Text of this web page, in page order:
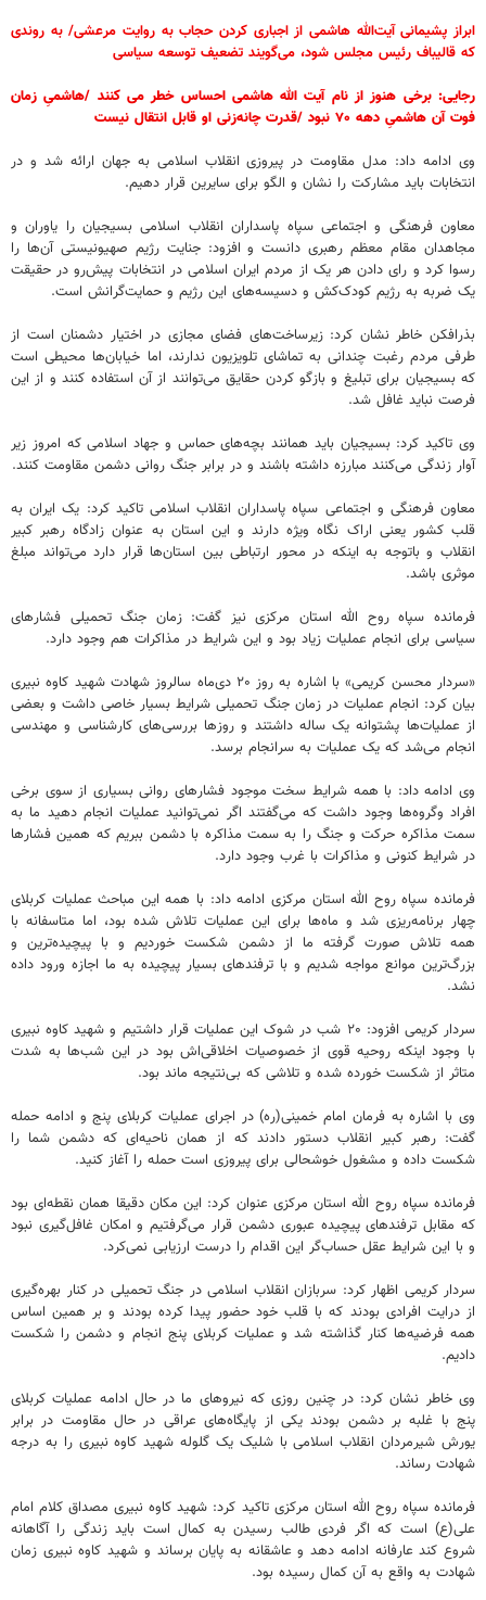
ابراز پشیمانی آیت‌الله هاشمی از اجباری کردن حجاب به روایت مرعشی/ به روندی
که قالیباف رئیس مجلس شود، می‌گویند تضعیف توسعه سیاسی
رجایی: برخی هنوز از نام آیت الله هاشمی احساس خطر می کنند /هاشمیِ زمان
فوت آن هاشمیِ دهه ۷۰ نبود /قدرت چانه‌زنی او قابل انتقال نیست
وی ادامه داد: مدل مقاومت در پیروزی انقلاب اسلامی به جهان ارائه شد و در
انتخابات باید مشارکت را نشان و الگو برای سایرین قرار دهیم.
معاون فرهنگی و اجتماعی سپاه پاسداران انقلاب اسلامی بسیجیان را یاوران و
مجاهدان مقام معظم رهبری دانست و افزود: جنایت رژیم صهیونیستی آن‌ها را
رسوا کرد و رای دادن هر یک از مردم ایران اسلامی در انتخابات پیش‌رو در حقیقت
یک ضربه به رژیم کودک‌کش و دسیسه‌های این رژیم و حمایت‌گرانش است.
بذرافکن خاطر نشان کرد: زیرساخت‌های فضای مجازی در اختیار دشمنان است از
طرفی مردم رغبت چندانی به تماشای تلویزیون ندارند، اما خیابان‌ها محیطی است
که بسیجیان برای تبلیغ و بازگو کردن حقایق می‌توانند از آن استفاده کنند و از این
فرصت نباید غافل شد.
وی تاکید کرد: بسیجیان باید همانند بچه‌های حماس و جهاد اسلامی که امروز زیر
آوار زندگی می‌کنند مبارزه داشته باشند و در برابر جنگ روانی دشمن مقاومت کنند.
معاون فرهنگی و اجتماعی سپاه پاسداران انقلاب اسلامی تاکید کرد: یک ایران به
قلب کشور یعنی اراک نگاه ویژه دارند و این استان به عنوان زادگاه رهبر کبیر
انقلاب و باتوجه به اینکه در محور ارتباطی بین استان‌ها قرار دارد می‌تواند مبلغ
موثری باشد.
فرمانده سپاه روح الله استان مرکزی نیز گفت: زمان جنگ تحمیلی فشارهای
سیاسی برای انجام عملیات زیاد بود و این شرایط در مذاکرات هم وجود دارد.
«سردار محسن کریمی» با اشاره به روز ۲۰ دی‌ماه سالروز شهادت شهید کاوه نبیری
بیان کرد: انجام عملیات در زمان جنگ تحمیلی شرایط بسیار خاصی داشت و بعضی
از عملیات‌ها پشتوانه یک ساله داشتند و روزها بررسی‌های کارشناسی و مهندسی
انجام می‌شد که یک عملیات به سرانجام برسد.
وی ادامه داد: با همه شرایط سخت موجود فشارهای روانی بسیاری از سوی برخی
افراد وگروه‌ها وجود داشت که می‌گفتند اگر نمی‌توانید عملیات انجام دهید ما به
سمت مذاکره حرکت و جنگ را به سمت مذاکره با دشمن ببریم که همین فشارها
در شرایط کنونی و مذاکرات با غرب وجود دارد.
فرمانده سپاه روح الله استان مرکزی ادامه داد: با همه این مباحث عملیات کربلای
چهار برنامه‌ریزی شد و ماه‌ها برای این عملیات تلاش شده بود، اما متاسفانه با
همه تلاش صورت گرفته ما از دشمن شکست خوردیم و با پیچیده‌ترین و
بزرگ‌ترین موانع مواجه شدیم و با ترفندهای بسیار پیچیده به ما اجازه ورود داده
نشد.
سردار کریمی افزود: ۲۰ شب در شوک این عملیات قرار داشتیم و شهید کاوه نبیری
با وجود اینکه روحیه قوی از خصوصیات اخلاقی‌اش بود در این شب‌ها به شدت
متاثر از شکست خورده شده و تلاشی که بی‌نتیجه ماند بود.
وی با اشاره به فرمان امام خمینی(ره) در اجرای عملیات کربلای پنج و ادامه حمله
گفت: رهبر کبیر انقلاب دستور دادند که از همان ناحیه‌ای که دشمن شما را
شکست داده و مشغول خوشحالی برای پیروزی است حمله را آغاز کنید.
فرمانده سپاه روح الله استان مرکزی عنوان کرد: این مکان دقیقا همان نقطه‌ای بود
که مقابل ترفندهای پیچیده عبوری دشمن قرار می‌گرفتیم و امکان غافل‌گیری نبود
و با این شرایط عقل حساب‌گر این اقدام را درست ارزیابی نمی‌کرد.
سردار کریمی اظهار کرد: سربازان انقلاب اسلامی در جنگ تحمیلی در کنار بهره‌گیری
از درایت افرادی بودند که با قلب خود حضور پیدا کرده بودند و بر همین اساس
همه فرضیه‌ها کنار گذاشته شد و عملیات کربلای پنج انجام و دشمن را شکست
دادیم.
وی خاطر نشان کرد: در چنین روزی که نیروهای ما در حال ادامه عملیات کربلای
پنج با غلبه بر دشمن بودند یکی از پایگاه‌های عراقی در حال مقاومت در برابر
یورش شیرمردان انقلاب اسلامی با شلیک یک گلوله شهید کاوه نبیری را به درجه
شهادت رساند.
فرمانده سپاه روح الله استان مرکزی تاکید کرد: شهید کاوه نبیری مصداق کلام امام
علی(ع) است که اگر فردی طالب رسیدن به کمال است باید زندگی را آگاهانه
شروع کند عارفانه ادامه دهد و عاشقانه به پایان برساند و شهید کاوه نبیری زمان
شهادت به واقع به آن کمال رسیده بود.